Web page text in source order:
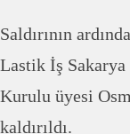
Saldırının
Lastik İş Sakarya
Kurulu üyesi
kaldırıldı.